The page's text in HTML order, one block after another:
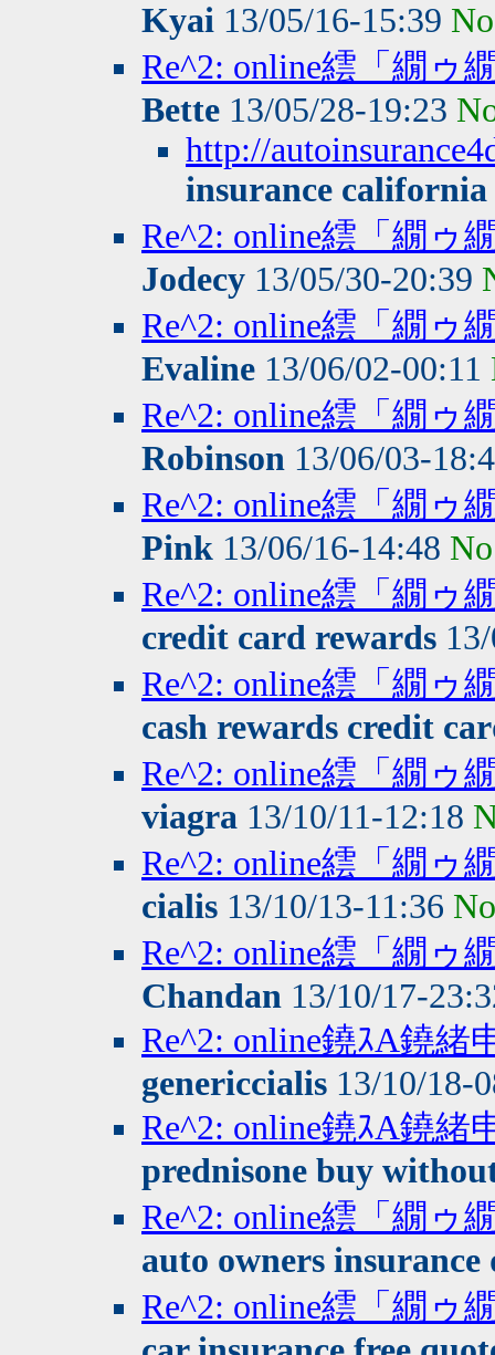
Kyai 13/05/16-15:39
Re^2: online繧「繝
Bette 13/05/28-19:23
http://
insurance california
Re^2: online繧「繝
Jodecy 13/05/30-20:39
Re^2: online繧「繝
Evaline 13/06/02-00:11
Re^2: online繧「繝
Robinson 13/06/03-
Re^2: online繧「繝
Pink 13/06/16-14:48
Re^2: online繧「繝
credit card rewards
Re^2: online繧「繝
cash rewards credit
Re^2: online繧「繝
viagra 13/10/11-12:18
Re^2: online繧「繝
cialis 13/10/13-11:36
Re^2: online繧「繝
Chandan 13/10/17-
Re^2: online鐃ｽA鐃
genericcialis 13/10/18-
Re^2: online鐃ｽA鐃
prednisone buy
Re^2: online繧「繝
auto owners insurance
Re^2: online繧「繝